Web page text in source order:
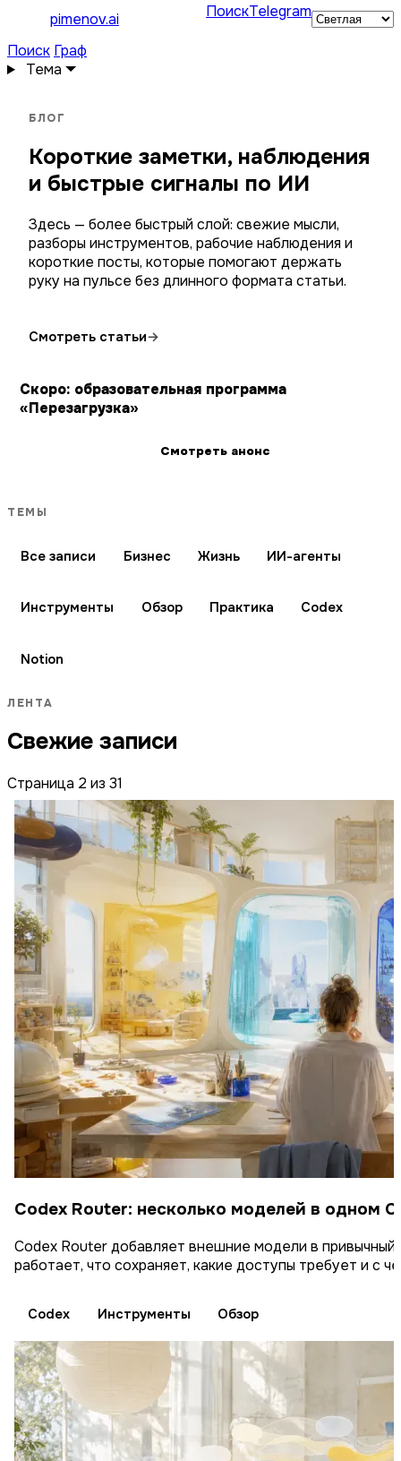
pimenov.ai ПоискTelegram
Поиск Граф
Тема
БЛОГ
Короткие заметки, наблюдения
и быстрые сигналы по ИИ
Здесь — более быстрый слой: свежие мысли,
разборы инструментов, рабочие наблюдения и
короткие посты, которые помогают держать
руку на пульсе без длинного формата статьи.
Смотреть статьи→
Скоро: образовательная программа
«Перезагрузка»
Смотреть анонс
ТЕМЫ
Все записи Бизнес Жизнь ИИ-агенты
Инструменты Обзор Практика Codex
Notion
ЛЕНТА
Свежие записи
Страница 2 из 31
Codex Router: несколько моделей в одном
Codex Router добавляет внешние модели в привычный
работает, что сохраняет, какие доступы требует и с
Codex Инструменты Обзор